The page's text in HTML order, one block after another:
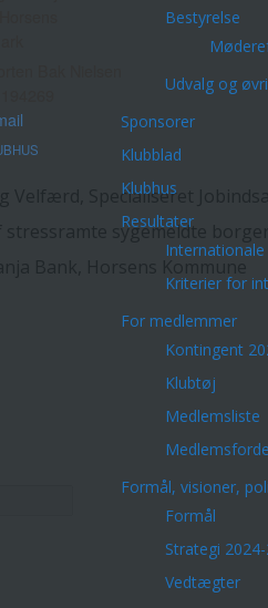
Bestyrelse
Udvalg og
Sponsorer
Klubblad
Klubhus
Resultater
Kriterier for
For medlemmer
Kontingent
Klubtøj
Medlemsliste
Formål, visioner,
Formål
Strategi
Vedtægter
Velfærd, Specialiseret
sygemeldte